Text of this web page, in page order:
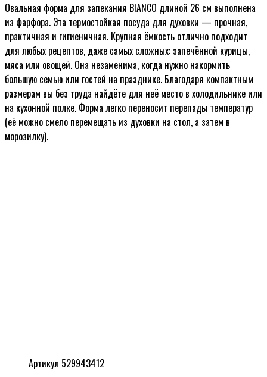
Овальная форма для запекания BIANCO длиной 26 см выполнена
из фарфора. Эта термостойкая посуда для духовки — прочная,
практичная и гигиеничная. Крупная ёмкость отлично подходит
для любых рецептов, даже самых сложных: запечённой курицы,
мяса или овощей. Она незаменима, когда нужно накормить
большую семью или гостей на празднике. Благодаря компактным
размерам вы без труда найдёте для неё место в холодильнике или
на кухонной полке. Форма легко переносит перепады температур
(её можно смело перемещать из духовки на стол, а затем в
морозилку).
Артикул 529943412